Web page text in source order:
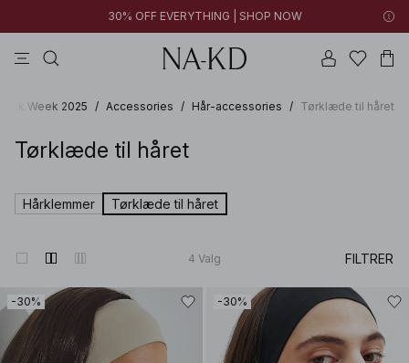
30% OFF EVERYTHING | SHOP NOW
Week 2025 / Accessories / Hår-accessories / Tørklæde til håret
Tørklæde til håret
Hårklemmer Tørklæde til håret
4 Valg FILTRER
-30% -30%